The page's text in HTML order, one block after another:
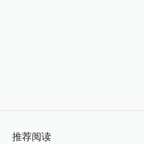
推荐阅读